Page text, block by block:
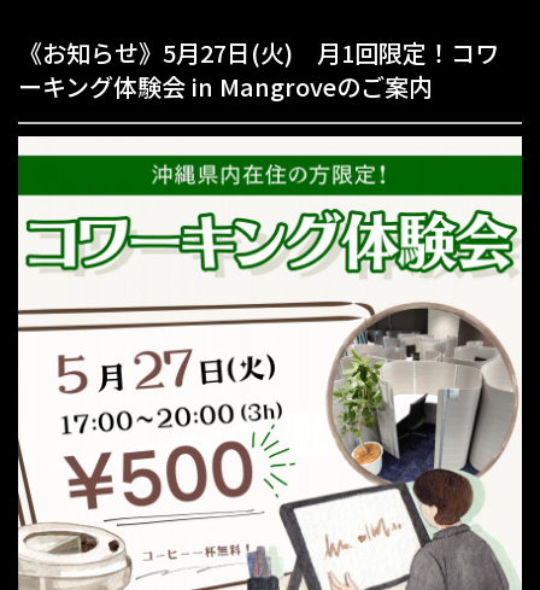
《お知らせ》5月27日(火) 月1回限定！コワ
ーキング体験会 in Mangroveのご案内